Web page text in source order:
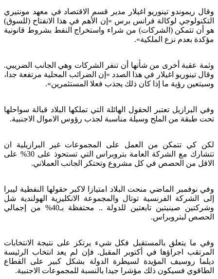
وقال ريموندو تينوريو اغيلار مدير قسم الاقتصاد في معهد مونتيري
التكنولوجي لوكالة فرانس برس «إن الأهم في هذا الانفتاح (للسوق)
هو أن تتمكن (الشركات) من شراء واستخراج النفط بشروط قانونية
مؤكدة بعدم نزع الملكية».
وثمة عقبة أخرى من شأنها أن تنفر الشركات وهي الجانب الضريبي.
وقال تينوريو اغيلار في هذا الصدد «إن الضرائب المحلية مرتفعة جدا،
وسيتعين رؤية ما إذا كان ذلك يجذب فعلا المستثمرين».
وفي البرازيل تعتبر الحقول الهائلة التي تملكها البلاد قبالة سواحلها
تحت طبقة من الملح وسيلة مناسبة لجذب رؤوس الاموال الاجنبية.
لكن كي تتمكن من العمل على المجموعات غير البرازيلية ان
تتشارك مع الشركة العامة بتروبراس التي تستحوذ على 30% على
الاقل من الحصص في كل مشروع وتحتكر الجانب العملاني.
وفي نوفمبر الماضي منحت البلاد امتيازا لاكبر حقولها النفطية ليبرا
إلى الشركة الفرنسية توتال والمجموعة الانكليزية الهولندية شل
وشركتين صينيتين تابعتين للدولة .. محتفظة بـ40% من إجمالي
الحصص لبتروبراس.
وفي ما يتعلق بالمستقبل فكل شيء يرتكز على نتيجة الانتخابات
المرتقب اجراؤها في أكتوبر المقبل. فإن لم يعد انتخاب الرئيسة
ديلما روسيف المؤيدة لسيطرة الدولة بشكل كبير على القطاع
الطاقوي فسيكون ذلك مؤشرا جيدا بالنسبة للمجموعات الاجنبية.